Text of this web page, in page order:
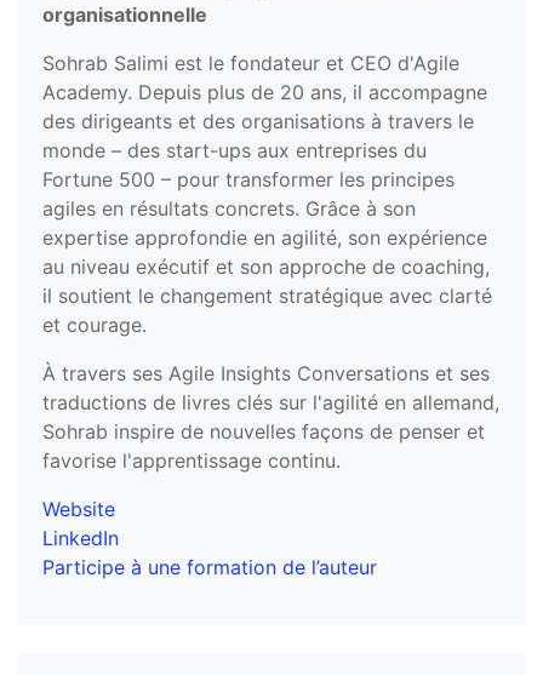
organisationnelle
Sohrab Salimi est le fondateur et CEO d'Agile
Academy. Depuis plus de 20 ans, il accompagne
des dirigeants et des organisations à travers le
monde – des start-ups aux entreprises du
Fortune 500 – pour transformer les principes
agiles en résultats concrets. Grâce à son
expertise approfondie en agilité, son expérience
au niveau exécutif et son approche de coaching,
il soutient le changement stratégique avec clarté
et courage.
À travers ses Agile Insights Conversations et ses
traductions de livres clés sur l'agilité en allemand,
Sohrab inspire de nouvelles façons de penser et
favorise l'apprentissage continu.
Website
LinkedIn
Participe à une formation de l’auteur